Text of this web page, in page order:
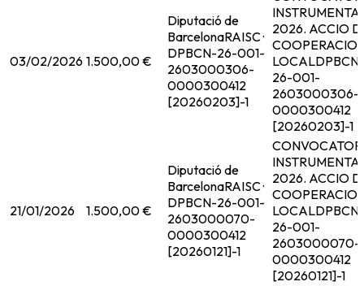
03/02/2026 1.500,00 €
Diputació de
BarcelonaRAISC ·
DPBCN-26-001-
2603000306-
0000300412
[20260203]-1
2026. ACCIO
COOPERACIO
LOCALDPBCN-
26-001-
2603000306-
0000300412
[20260203]-1
21/01/2026 1.500,00 €
Diputació de
BarcelonaRAISC ·
DPBCN-26-001-
2603000070-
0000300412
[20260121]-1
2026. ACCIO
COOPERACIO
LOCALDPBCN-
26-001-
2603000070-
0000300412
[20260121]-1